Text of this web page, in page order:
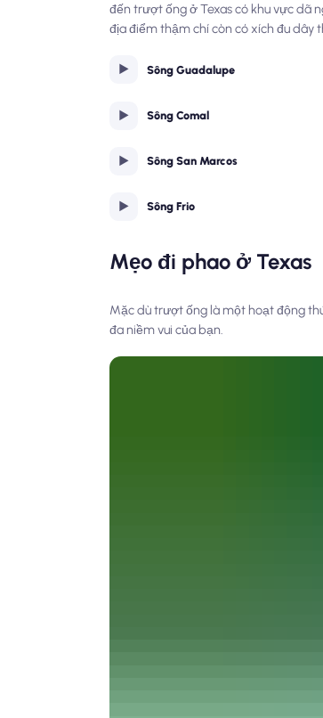
đến trượt ống ở Texas có khu vực dã
địa điểm thậm chí còn có xích đu
Sông Guadalupe
Sông Comal
Sông San Marcos
Sông Frio
Mẹo đi phao ở Texas
Mặc dù trượt ống là một hoạt động
đa niềm vui của bạn.